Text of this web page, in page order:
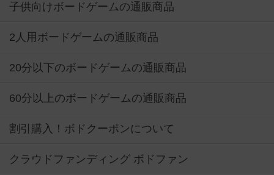
子供向けボードゲームの通販商品
2人用ボードゲームの通販商品
20分以下のボードゲームの通販商品
60分以上のボードゲームの通販商品
割引購入！ボドクーポンについて
クラウドファンディング ボドファン